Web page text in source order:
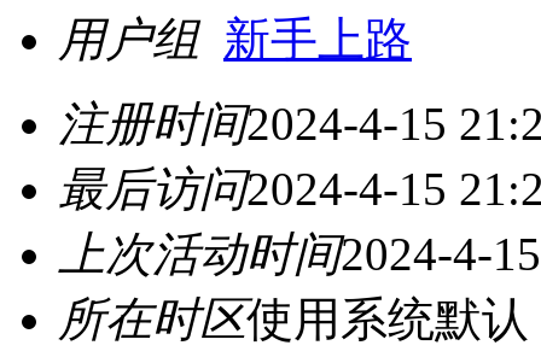
用户组 新手上路
注册时间2024-4-15
最后访问2024-4-15
上次活动时间2024-4-
所在时区使用系统默认